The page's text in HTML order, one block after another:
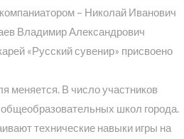
– Николай Иванович
Владимир Александрович
«Русский сувенир» присвоено
меняется. В число участников
школ города.
технические навыки игры на